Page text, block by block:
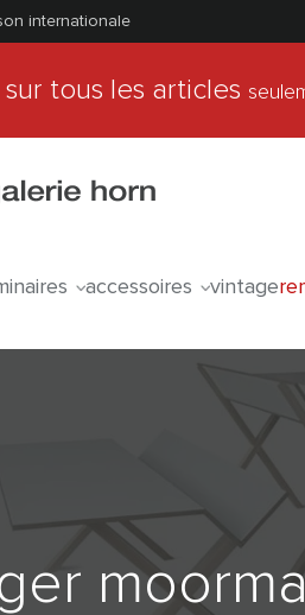
internationale
tous les articles
accessoires vintage